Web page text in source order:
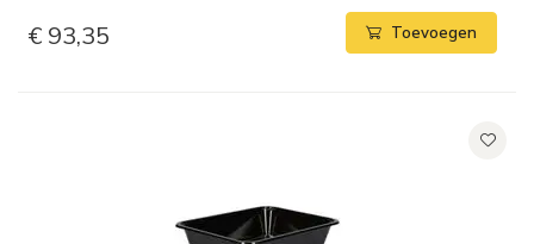
€ 93,35 Toevoegen